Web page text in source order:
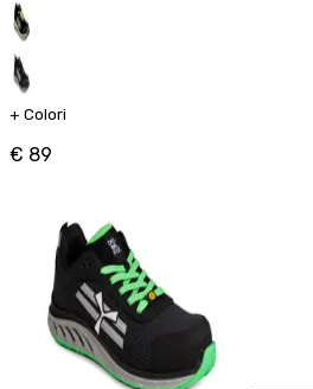
+ Colori
€ 89